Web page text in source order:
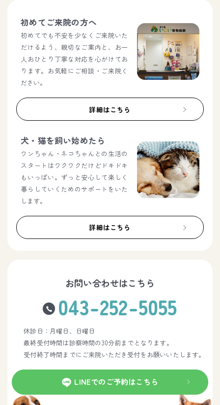
初めてご来院の方へ
初めてでも不安を少なくご来院いた
だけるよう、親切なご案内と、お一
人おひとり丁寧な対応を心がけてお
ります。お気軽にご相談・ご来院く
ださい。
詳細はこちら
犬・猫を飼い始めたら
ワンちゃん・ネコちゃんとの生活の
スタートはワクワクだけどドキドキ
もいっぱい。ずっと安心して楽しく
暮らしていくためのサポートをいた
します。
詳細はこちら
お問い合わせはこちら
043-252-5055
休診日：月曜日、日曜日
最終受付時間は診察時間の30分前までとなります。
受付終了時間までにご来院いただき受付をお願いいたします。
LINEでのご予約はこちら